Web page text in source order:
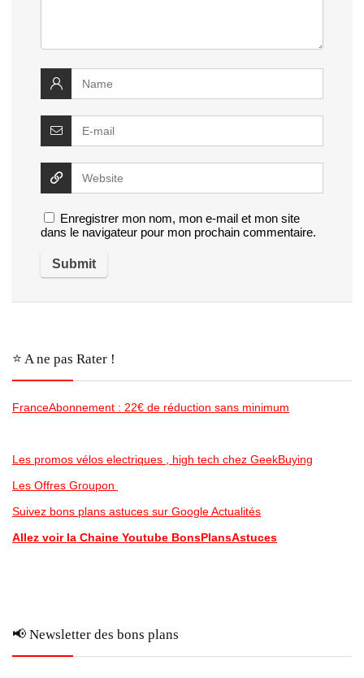
Enregistrer mon nom, mon e-mail et mon site
dans le navigateur pour mon prochain commentaire.
⭐️ A ne pas Rater !
FranceAbonnement : 22€ de réduction sans minimum
Les promos vélos electriques , high tech chez GeekBuying
Les Offres Groupon
Suivez bons plans astuces sur Google Actualités
Allez voir la Chaine Youtube BonsPlansAstuces
📢 Newsletter des bons plans